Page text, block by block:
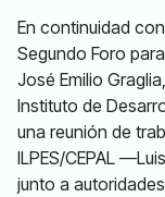
En continuidad
Segundo Foro
José Emilio
Instituto de
una reunión de
ILPES/CEPAL
junto a